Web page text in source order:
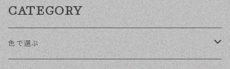
CATEGORY
色で選ぶ